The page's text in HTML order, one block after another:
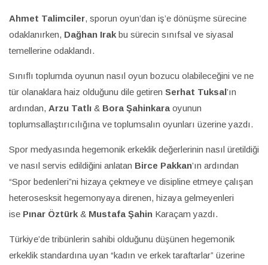
Ahmet Talimciler, sporun oyun’dan iş’e dönüşme sürecine
odaklanırken, Dağhan Irak bu sürecin sınıfsal ve siyasal
temellerine odaklandı.
Sınıflı toplumda oyunun nasıl oyun bozucu olabileceğini ve ne
tür olanaklara haiz olduğunu dile getiren Serhat Tuksal’ın
ardından, Arzu Tatlı & Bora Şahinkara oyunun
toplumsallaştırıcılığına ve toplumsalın oyunları üzerine yazdı.
Spor medyasında hegemonik erkeklik değerlerinin nasıl üretildiği
ve nasıl servis edildiğini anlatan Birce Pakkan’ın ardından
“Spor bedenleri”ni hizaya çekmeye ve disipline etmeye çalışan
heterosesksit hegemonyaya direnen, hizaya gelmeyenleri
ise Pınar Öztürk & Mustafa Şahin Karaçam yazdı.
Türkiye’de tribünlerin sahibi olduğunu düşünen hegemonik
erkeklik standardına uyan “kadın ve erkek taraftarlar” üzerine